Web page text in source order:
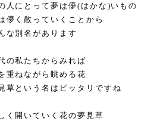
人にとって夢は儚(はかな)いもの
儚く散っていくことから
な別名があります
の私たちからみれば
重ねながら眺める花
草という名はピッタリですね
く開いていく花の夢見草